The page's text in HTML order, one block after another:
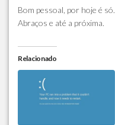
Bom pessoal, por hoje é só.
Abraços e até a próxima.
Relacionado